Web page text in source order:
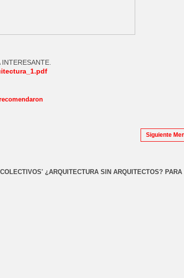
Siguiente
¿ARQUITECTURA SIN ARQUITECTOS? PARA